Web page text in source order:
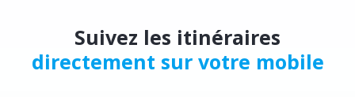
Suivez les itinéraires
directement sur votre mobile